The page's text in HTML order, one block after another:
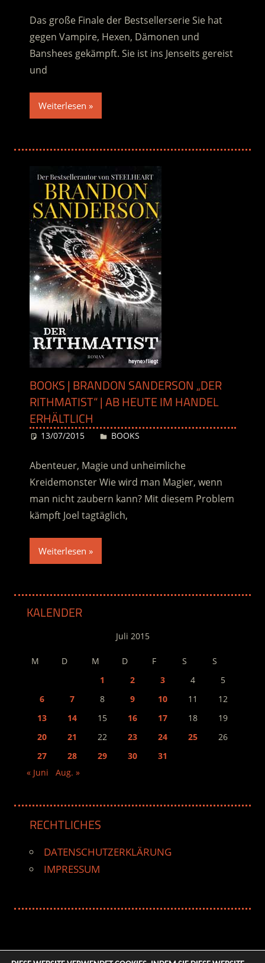
Das große Finale der Bestsellerserie Sie hat
gegen Vampire, Hexen, Dämonen und
Banshees gekämpft. Sie ist ins Jenseits gereist
und
Weiterlesen
BOOKS | BRANDON SANDERSON „DER
RITHMATIST“ | AB HEUTE IM HANDEL
ERHÄLTLICH
13/07/2015 Desiree
BOOKS
Abenteuer, Magie und unheimliche
Kreidemonster Wie wird man Magier, wenn
man nicht zaubern kann? Mit diesem Problem
kämpft Joel tagtäglich,
Weiterlesen
KALENDER
Juli 2015
M D M D F S
S
1
2 3 4
5
6
7 8 9 10 11
12
13
14 15 16 17 18
19
20
21 22 23 24 25
26
27
28 29 30
31
« Juni
Aug. »
RECHTLICHES
DATENSCHUTZERKLÄRUNG
IMPRESSUM